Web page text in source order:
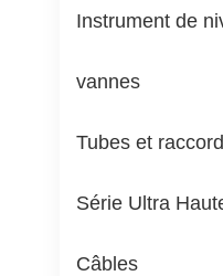
Instrument de
vannes
Tubes et
Série Ultra
Câbles